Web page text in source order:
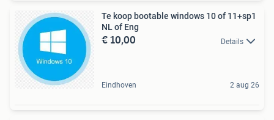
Te koop bootable windows 10 of 11+sp1
NL of Eng
€ 10,00 Details
Eindhoven 2 aug 26